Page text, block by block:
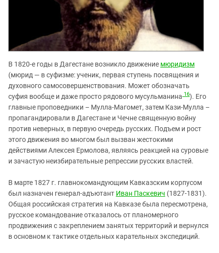
В 1820-е годы в Дагестане возникло движение мюридизм
(мюрид — в суфизме: ученик, первая ступень посвящения и
духовного самосовершенствования. Может обозначать
суфия вообще и даже просто рядового мусульманина 16). Его
главные проповедники – Мулла-Магомет, затем Кази-Мулла –
пропагандировали в Дагестане и Чечне священную войну
против неверных, в первую очередь русских. Подъем и рост
этого движения во многом был вызван жестокими
действиями Алексея Ермолова, являясь реакцией на суровые
и зачастую неизбирательные репрессии русских властей.
В марте 1827 г. главнокомандующим Кавказским корпусом
был назначен генерал-адъютант Иван Паскевич (1827-1831).
Общая российская стратегия на Кавказе была пересмотрена,
русское командование отказалось от планомерного
продвижения с закреплением занятых территорий и вернулся
в основном к тактике отдельных карательных экспедиций.